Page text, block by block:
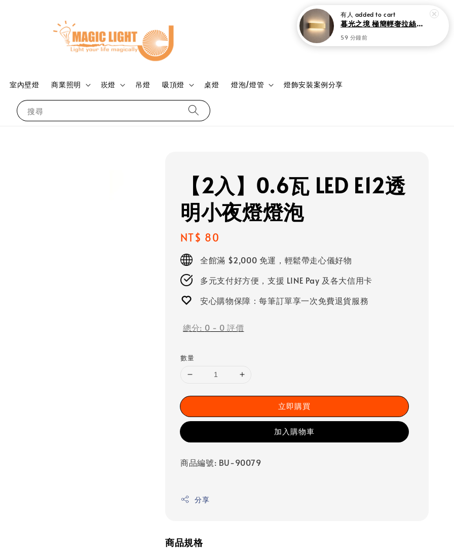
搜尋
室內壁燈 商業照明 崁燈 吊燈 吸頂燈 桌燈 燈泡/燈管 燈飾安裝案例分享
登入
【2入】0.6瓦 LED E12透
明小夜燈燈泡
Regular
price
NT$ 80
全館滿 $2,000 免運，輕鬆帶走心儀好物
多元支付好方便，支援 LINE Pay 及各大信用卡
安心購物保障：每筆訂單享一次免費退貨服務
總分: 0 - 0 評價
數量
立即購買
加入購物車
商品編號: BU-90079
分享
商品規格
有人 added to cart
暮光之境 極簡輕奢拉絲金LED 壁燈 上下雙向發光
59 分鐘前